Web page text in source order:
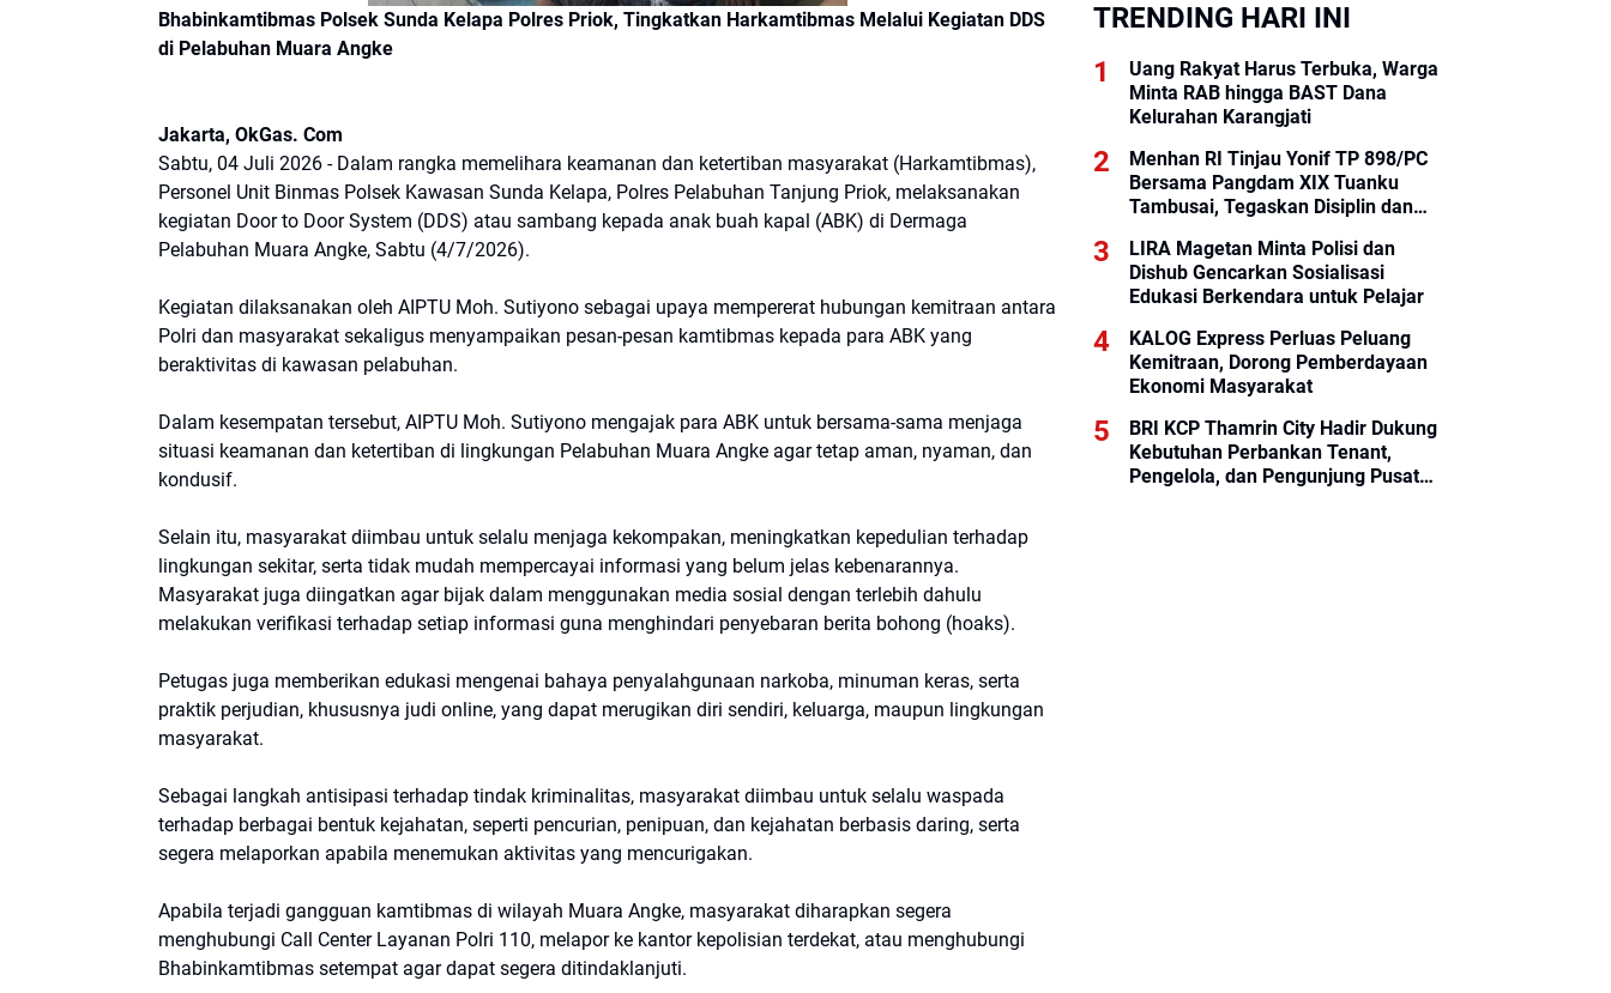
Bhabinkamtibmas Polsek Sunda Kelapa Polres Priok, Tingkatkan Harkamtibmas Melalui Kegiatan DDS
di Pelabuhan Muara Angke
Jakarta, OkGas. Com
Sabtu, 04 Juli 2026 - Dalam rangka memelihara keamanan dan ketertiban masyarakat (Harkamtibmas),
Personel Unit Binmas Polsek Kawasan Sunda Kelapa, Polres Pelabuhan Tanjung Priok, melaksanakan
kegiatan Door to Door System (DDS) atau sambang kepada anak buah kapal (ABK) di Dermaga
Pelabuhan Muara Angke, Sabtu (4/7/2026).
Kegiatan dilaksanakan oleh AIPTU Moh. Sutiyono sebagai upaya mempererat hubungan kemitraan antara
Polri dan masyarakat sekaligus menyampaikan pesan-pesan kamtibmas kepada para ABK yang
beraktivitas di kawasan pelabuhan.
Dalam kesempatan tersebut, AIPTU Moh. Sutiyono mengajak para ABK untuk bersama-sama menjaga
situasi keamanan dan ketertiban di lingkungan Pelabuhan Muara Angke agar tetap aman, nyaman, dan
kondusif.
Selain itu, masyarakat diimbau untuk selalu menjaga kekompakan, meningkatkan kepedulian terhadap
lingkungan sekitar, serta tidak mudah mempercayai informasi yang belum jelas kebenarannya.
Masyarakat juga diingatkan agar bijak dalam menggunakan media sosial dengan terlebih dahulu
melakukan verifikasi terhadap setiap informasi guna menghindari penyebaran berita bohong (hoaks).
Petugas juga memberikan edukasi mengenai bahaya penyalahgunaan narkoba, minuman keras, serta
praktik perjudian, khususnya judi online, yang dapat merugikan diri sendiri, keluarga, maupun lingkungan
masyarakat.
Sebagai langkah antisipasi terhadap tindak kriminalitas, masyarakat diimbau untuk selalu waspada
terhadap berbagai bentuk kejahatan, seperti pencurian, penipuan, dan kejahatan berbasis daring, serta
segera melaporkan apabila menemukan aktivitas yang mencurigakan.
Apabila terjadi gangguan kamtibmas di wilayah Muara Angke, masyarakat diharapkan segera
menghubungi Call Center Layanan Polri 110, melapor ke kantor kepolisian terdekat, atau menghubungi
Bhabinkamtibmas setempat agar dapat segera ditindaklanjuti.
TRENDING HARI INI
Uang Rakyat Harus Terbuka, Warga
Minta RAB hingga BAST Dana
Kelurahan Karangjati
Menhan RI Tinjau Yonif TP 898/PC
Bersama Pangdam XIX Tuanku
Tambusai, Tegaskan Disiplin dan
LIRA Magetan Minta Polisi dan
Dishub Gencarkan Sosialisasi
Edukasi Berkendara untuk Pelajar
KALOG Express Perluas Peluang
Kemitraan, Dorong Pemberdayaan
Ekonomi Masyarakat
BRI KCP Thamrin City Hadir Dukung
Kebutuhan Perbankan Tenant,
Pengelola, dan Pengunjung Pusat